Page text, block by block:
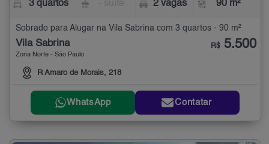
3 quartos 2 vagas 90 m²
Sobrado para Alugar na Vila Sabrina com 3 quartos - 90 m²
Vila Sabrina
Zona Norte - São Paulo
R Amaro de Morais, 218
R$ 5.500
WhatsApp Contatar